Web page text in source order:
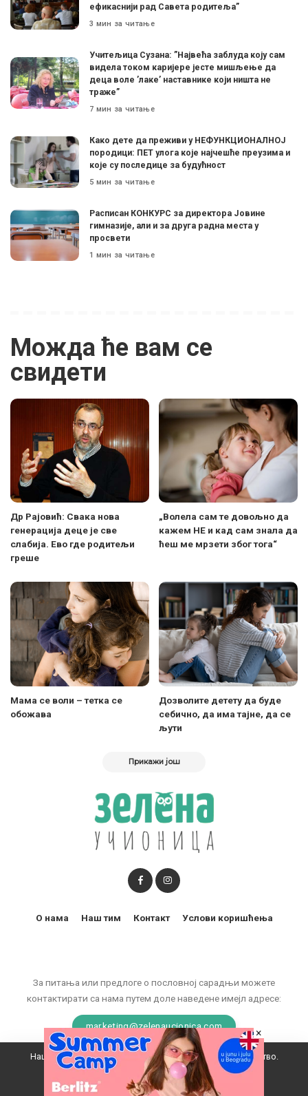
ефикаснији рад Савета родитеља”
3 мин за читање
Учитељица Сузана: ”Највећа заблуда коју сам
видела током каријере јесте мишљење да
деца воле ’лаке’ наставнике који ништа не
траже”
7 мин за читање
Како дете да преживи у НЕФУНКЦИОНАЛНОЈ
породици: ПЕТ улога које најчешће преузима и
које су последице за будућност
5 мин за читање
Расписан КОНКУРС за директора Јовине
гимназије, али и за друга радна места у
просвети
1 мин за читање
Можда ће вам се
свидети
Др Рајовић: Свака нова
генерација деце је све
слабија. Ево где родитељи
греше
„Волела сам те довољно да
кажем НЕ и кад сам знала да
ћеш ме мрзети због тога“
Мама се воли – тетка се
обожава
Дозволите детету да буде
себично, да има тајне, да се
љути
Прикажи још
За питања или предлоге о пословној сарадњи можете
контактирати са нама путем доле наведене имејл адресе:
marketing@zelenaucionica.com
О нама Наш тим Контакт Услови коришћења
© 2011-2024 Copyright by Zelena učionica. All Rights reserved.
Наш вебсајт користи колачиће да побољша ваше искуство.
Прихватам
×